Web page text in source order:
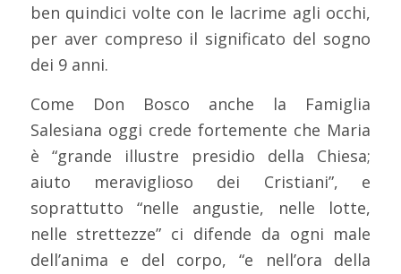
ben quindici volte con le lacrime agli occhi,
per aver compreso il significato del sogno
dei 9 anni.
Come Don Bosco anche la Famiglia
Salesiana oggi crede fortemente che Maria
è “grande illustre presidio della Chiesa;
aiuto meraviglioso dei Cristiani”, e
soprattutto “nelle angustie, nelle lotte,
nelle strettezze” ci difende da ogni male
dell’anima e del corpo, “e nell’ora della